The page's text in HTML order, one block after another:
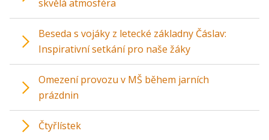
skvělá atmosféra
Beseda s vojáky z letecké základny Čáslav:
Inspirativní setkání pro naše žáky
Omezení provozu v MŠ během jarních
prázdnin
Čtyřlístek